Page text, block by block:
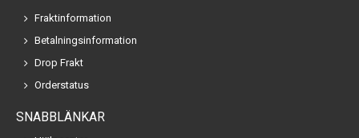
Fraktinformation
Betalningsinformation
Drop Frakt
Orderstatus
SNABBLÄNKAR